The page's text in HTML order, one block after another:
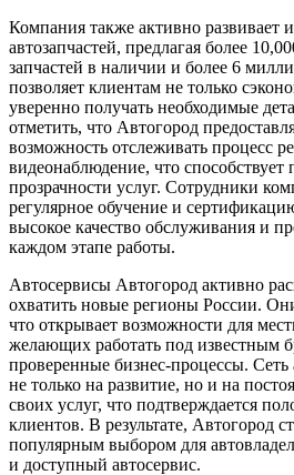
Компания также активно развивает
автозапчастей, предлагая более
запчастей в наличии и более 6
позволяет клиентам не только
уверенно получать необходимые
отметить, что Автогород
возможность отслеживать процесс
видеонаблюдение, что
прозрачности услуг. Сотрудники
регулярное обучение и
высокое качество обслуживания и
каждом этапе работы.
Автосервисы Автогород активно
охватить новые регионы России.
что открывает возможности для
желающих работать под известным
проверенные бизнес-процессы. Сеть
не только на развитие, но и на
своих услуг, что подтверждается
клиентов. В результате, Автогород
популярным выбором для
и доступный автосервис.